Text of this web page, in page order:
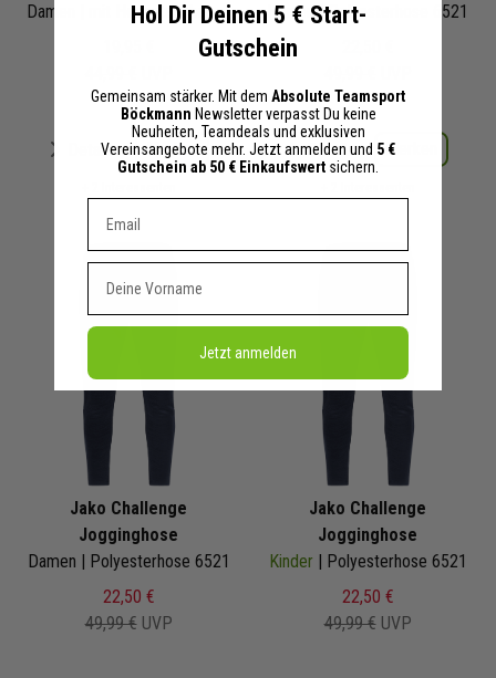
Damen | mit Hosentaschen | 6221
Details Merken
Herren | Polyesterhose 6521
Details Merken
Jako Challenge
Jogginghose
Damen | Polyesterhose 6521
22,50 €
49,99 € UVP
Jako Challenge
Jogginghose
Kinder | Polyesterhose 6521
22,50 €
49,99 € UVP
Hol Dir Deinen 5 € Start-
Gutschein
Gemeinsam stärker. Mit dem Absolute Teamsport
Böckmann Newsletter verpasst Du keine
Neuheiten, Teamdeals und exklusiven
Vereinsangebote mehr. Jetzt anmelden und 5 €
Gutschein ab 50 € Einkaufswert sichern.
Jetzt anmelden